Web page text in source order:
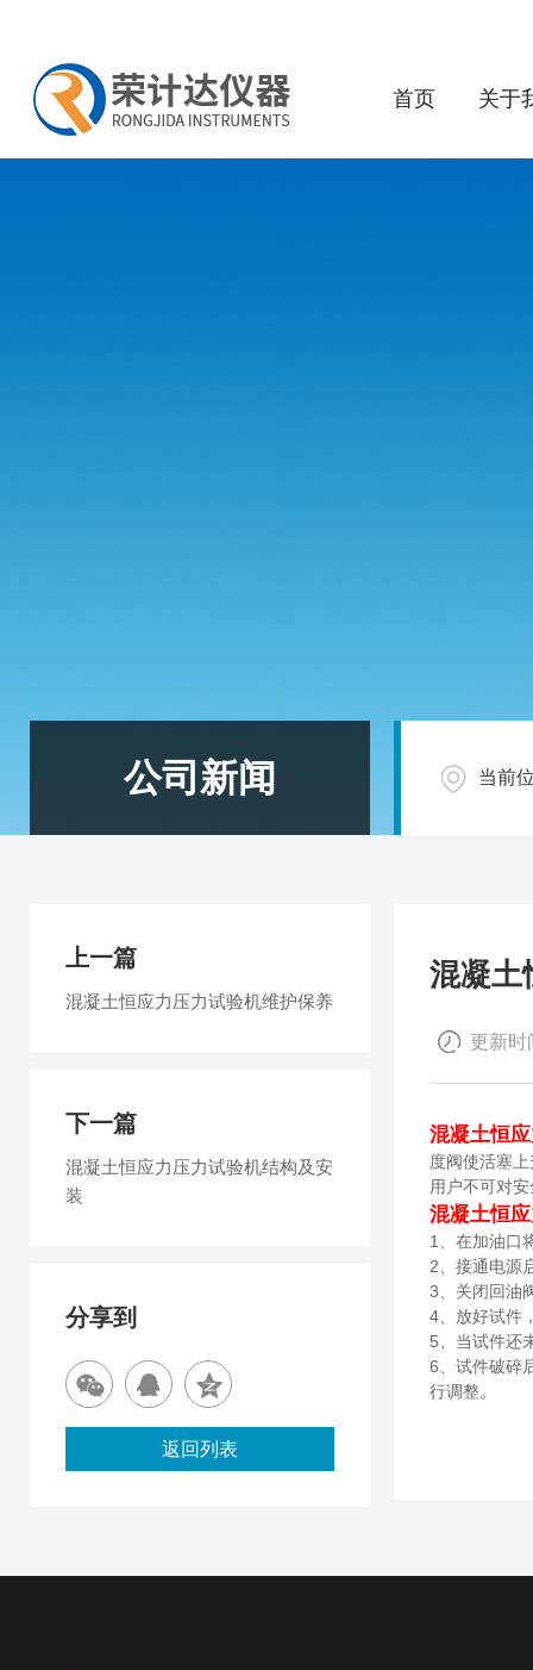
首页 关于
公司新闻 当前
混凝土
更新时
混凝土恒
度阀使活塞
用户不可对
混凝土恒
1
、在加油口
2 、接通电
3 、关闭回
4 、放好试
5 、当试件
6 、试件破
行调整。
上一篇
混凝土恒应力压力试验机维护保养
下一篇
混凝土恒应力压力试验机结构及安
装
分享到
返回列表